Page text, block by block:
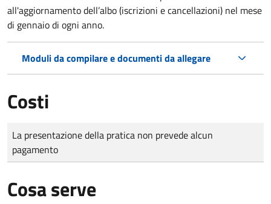
all'aggiornamento dell’albo (iscrizioni e cancellazioni) nel mese
di gennaio di ogni anno.
Moduli da compilare e documenti da allegare
Costi
Tipo di pagamento
Importo
La presentazione della pratica non prevede alcun
pagamento
Cosa serve